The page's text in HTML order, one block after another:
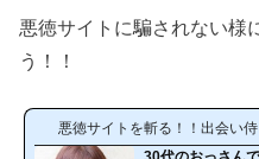
悪徳サイトに騙されない様
う！！
悪徳サイトを斬る！！出会い侍